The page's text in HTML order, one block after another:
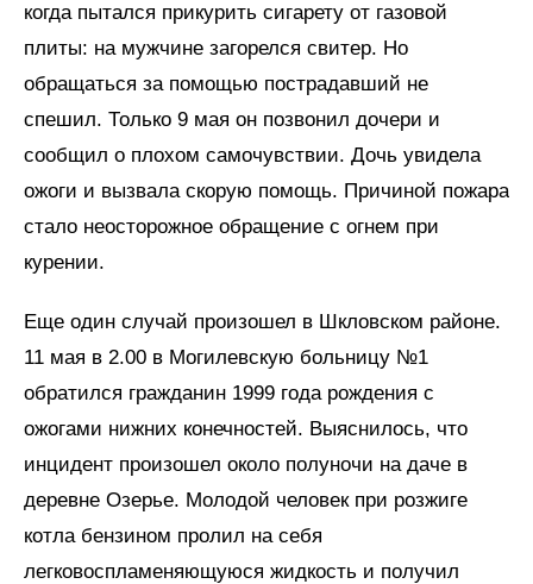
когда пытался прикурить сигарету от газовой
плиты: на мужчине загорелся свитер. Но
обращаться за помощью пострадавший не
спешил. Только 9 мая он позвонил дочери и
сообщил о плохом самочувствии. Дочь увидела
ожоги и вызвала скорую помощь. Причиной пожара
стало неосторожное обращение с огнем при
курении.
Еще один случай произошел в Шкловском районе.
11 мая в 2.00 в Могилевскую больницу №1
обратился гражданин 1999 года рождения с
ожогами нижних конечностей. Выяснилось, что
инцидент произошел около полуночи на даче в
деревне Озерье. Молодой человек при розжиге
котла бензином пролил на себя
легковоспламеняющуюся жидкость и получил